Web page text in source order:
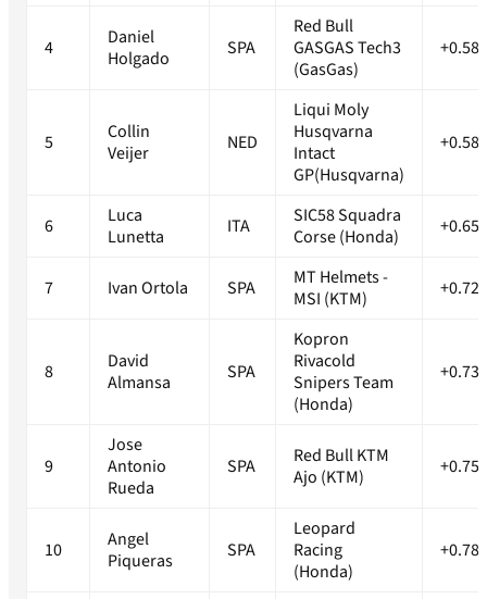
4
Daniel
Holgado
SPA
Red Bull
GASGAS Tech3
(GasGas)
5
Collin
Veijer
NED
Liqui Moly
Husqvarna
Intact
GP(Husqvarna)
6
Luca
Lunetta
ITA
SIC58 Squadra
Corse (Honda)
7 Ivan Ortola SPA
MT Helmets -
MSI (KTM)
8
David
Almansa
SPA
Kopron
Rivacold
Snipers Team
(Honda)
9
Jose
Antonio
Rueda
SPA
Red Bull KTM
Ajo (KTM)
10
Angel
Piqueras
SPA
Leopard
Racing
(Honda)